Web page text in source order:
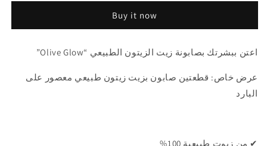
|
Pack
من
|
Pack
من
Buy it now
اعتن ببشرتك بصابونة زيت الزيتون الطبيعي “Olive Glow”
عرض خاص: قطعتين صابون بزيت زيتون طبيعي معصور على
البارد
✔ من زيوت طبيعية 100%